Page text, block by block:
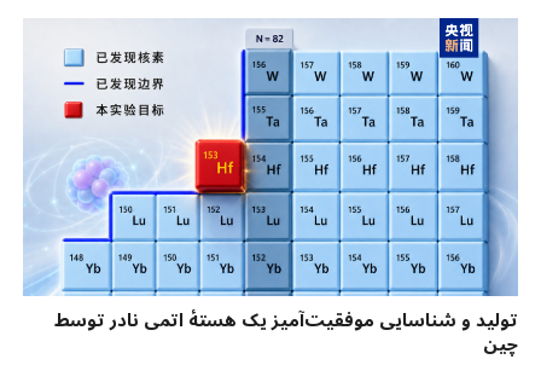
تولید و شناسایی موفقیت‌آمیز یک هستهٔ اتمی نادر توسط
چین